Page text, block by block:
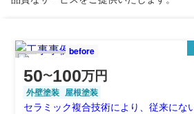
before
50〜100万円
外壁塗装 屋根塗装
セラミック複合技術により、従来にな